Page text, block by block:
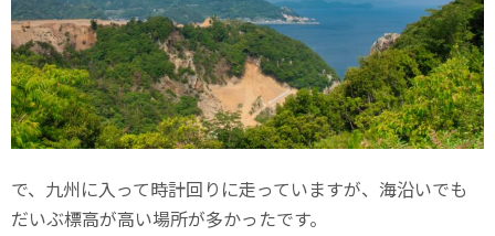
で、九州に入って時計回りに走っていますが、海沿いでも
だいぶ標高が高い場所が多かったです。